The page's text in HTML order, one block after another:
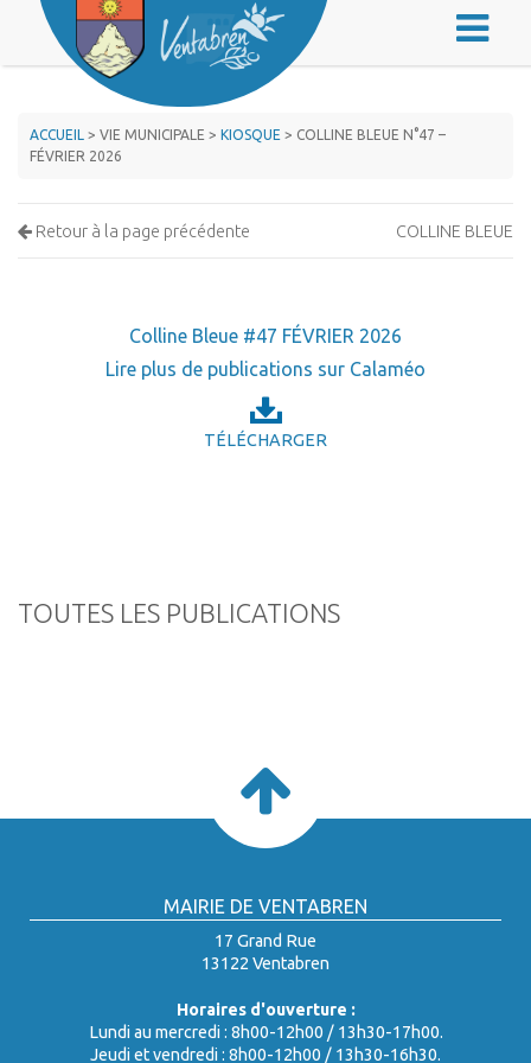
ACCUEIL > VIE MUNICIPALE > KIOSQUE > COLLINE BLEUE N°47 –
FÉVRIER 2026
Retour à la page précédente COLLINE BLEUE
Colline Bleue #47 FÉVRIER 2026
Lire plus de publications sur Calaméo
TÉLÉCHARGER
TOUTES LES PUBLICATIONS
MAIRIE DE VENTABREN
17 Grand Rue
13122 Ventabren
Horaires d'ouverture :
Lundi au mercredi : 8h00-12h00 / 13h30-17h00.
Jeudi et vendredi : 8h00-12h00 / 13h30-16h30.